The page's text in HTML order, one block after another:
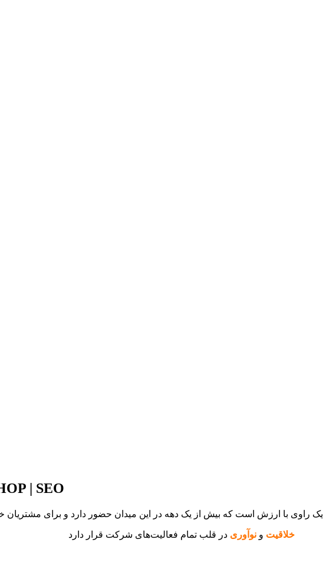
| SEO
یک راوی با ارزش است که بیش از یک دهه در این میدان حضور دارد و برای مشتریان
خلاقیت و نوآوری در قلب تمام فعالیت‌های شرکت قرار دارد